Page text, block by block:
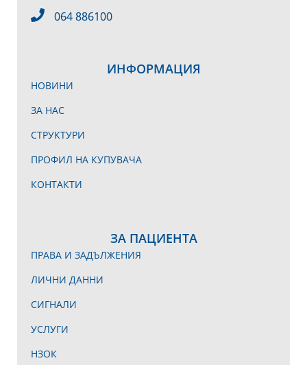
ИНФОРМАЦИЯ
НОВИНИ
ЗА НАС
СТРУКТУРИ
ПРОФИЛ НА КУПУВАЧА
КОНТАКТИ
ЗА ПАЦИЕНТА
ПРАВА И ЗАДЪЛЖЕНИЯ
ЛИЧНИ ДАННИ
СИГНАЛИ
УСЛУГИ
НЗОК
064 886100